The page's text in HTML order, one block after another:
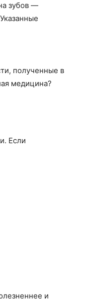
зубов —
полученные в
медицина?
Если
и